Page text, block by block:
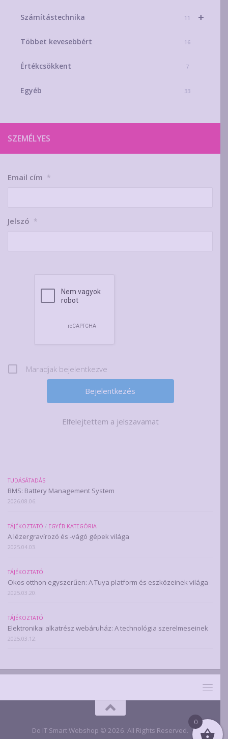
+
Számítástechnika 11
Többet kevesebbért 16
Értékcsökkent 7
Egyéb 33
SZEMÉLYES
Email cím *
Jelszó *
Maradjak bejelentkezve
Elfelejtettem a jelszavamat
TUDÁSÁTADÁS
BMS: Battery Management System
2026.08.06.
TÁJÉKOZTATÓ / EGYÉB KATEGÓRIA
A lézergravírozó és -vágó gépek világa
2025.04.03.
TÁJÉKOZTATÓ
Okos otthon egyszerűen: A Tuya platform és eszközeinek világa
2025.03.20.
TÁJÉKOZTATÓ
Elektronikai alkatrész webáruház: A technológia szerelmeseinek
2025.03.12.
Do IT Smart Webshop © 2026. All Rights Reserved.
0